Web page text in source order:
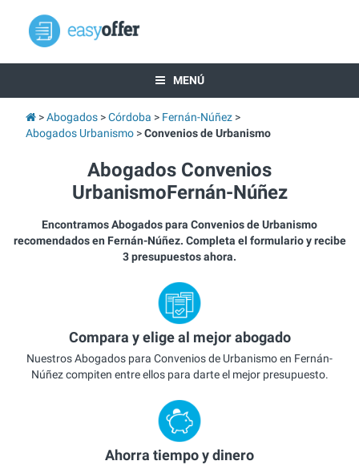
MENÚ
Abogados Córdoba
Fernán-Núñez
Abogados Urbanismo
Convenios de Urbanismo
Abogados Convenios
UrbanismoFernán-Núñez
Encontramos Abogados para Convenios de Urbanismo
recomendados en Fernán-Núñez. Completa el formulario y recibe
3 presupuestos ahora.
Compara y elige al mejor abogado
Nuestros Abogados para Convenios de Urbanismo en Fernán-
Núñez compiten entre ellos para darte el mejor presupuesto.
Ahorra tiempo y dinero